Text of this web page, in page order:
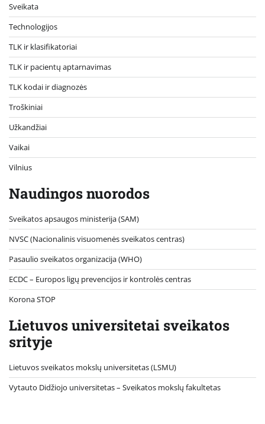
Sveikata
Technologijos
TLK ir klasifikatoriai
TLK ir pacientų aptarnavimas
TLK kodai ir diagnozės
Troškiniai
Užkandžiai
Vaikai
Vilnius
Naudingos nuorodos
Sveikatos apsaugos ministerija (SAM)
NVSC (Nacionalinis visuomenės sveikatos centras)
Pasaulio sveikatos organizacija (WHO)
ECDC – Europos ligų prevencijos ir kontrolės centras
Korona STOP
Lietuvos universitetai sveikatos
srityje
Lietuvos sveikatos mokslų universitetas (LSMU)
Vytauto Didžiojo universitetas– Sveikatos mokslų fakultetas